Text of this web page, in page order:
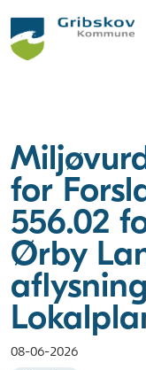
for
556.02
Ørby
08-06-2026